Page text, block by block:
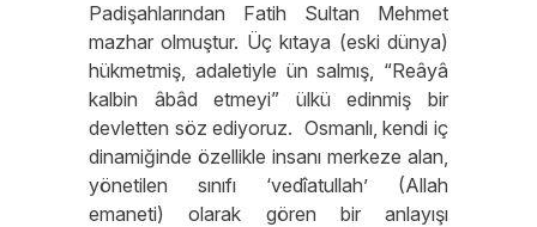
Padişahlarından Fatih Sultan Mehmet
mazhar olmuştur. Üç kıtaya (eski dünya)
hükmetmiş, adaletiyle ün salmış, “Reâyâ
kalbin âbâd etmeyi” ülkü edinmiş bir
devletten söz ediyoruz. Osmanlı, kendi iç
dinamiğinde özellikle insanı merkeze alan,
yönetilen sınıfı ‘vedîatullah’ (Allah
emaneti) olarak gören bir anlayışı